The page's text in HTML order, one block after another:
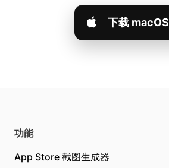
下载 macOS
功能
App Store 截图生成器